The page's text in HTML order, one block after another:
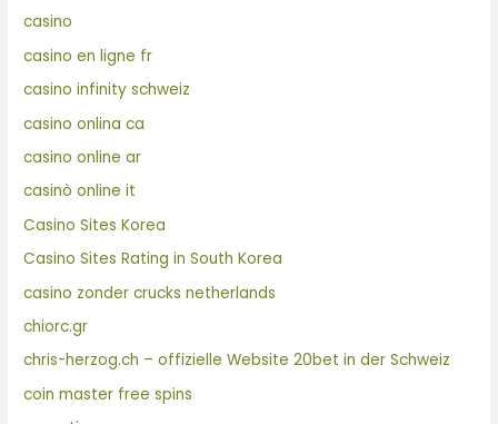
casino
casino en ligne fr
casino infinity schweiz
casino onlina ca
casino online ar
casinò online it
Casino Sites Korea
Casino Sites Rating in South Korea
casino zonder crucks netherlands
chiorc.gr
chris-herzog.ch – offizielle Website 20bet in der Schweiz
coin master free spins